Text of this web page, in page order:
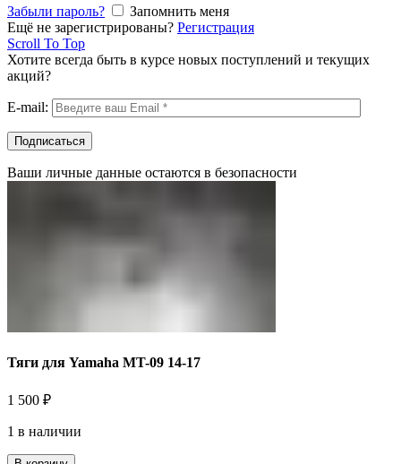
Забыли пароль?
Запомнить меня
Ещё не зарегистрированы? Регистрация
Scroll To Top
Хотите всегда быть в курсе новых поступлений и текущих
акций?
E-mail:
Ваши личные данные остаются в безопасности
Тяги для Yamaha MT-09 14-17
1 500 ₽
1 в наличии